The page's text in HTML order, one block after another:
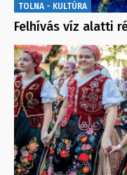
TOLNA - KULTÚRA
Felhívás víz alatti